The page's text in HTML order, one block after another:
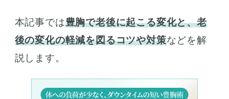
本記事では豊胸で老後に起こる変化と、老
後の変化の軽減を図るコツや対策などを解
説します。